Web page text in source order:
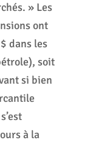
» Les
ont
dans les
soit
si bien
à la